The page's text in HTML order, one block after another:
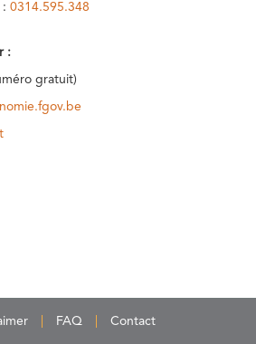
: 0314.595.348
:
gratuit)
FAQ Contact